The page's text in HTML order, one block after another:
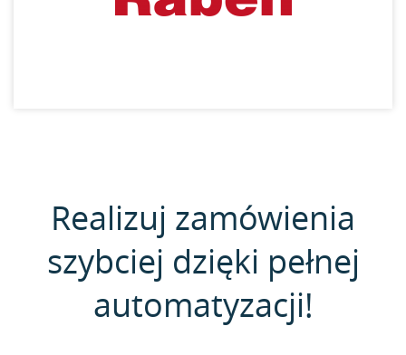
Realizuj zamówienia
szybciej dzięki pełnej
automatyzacji!